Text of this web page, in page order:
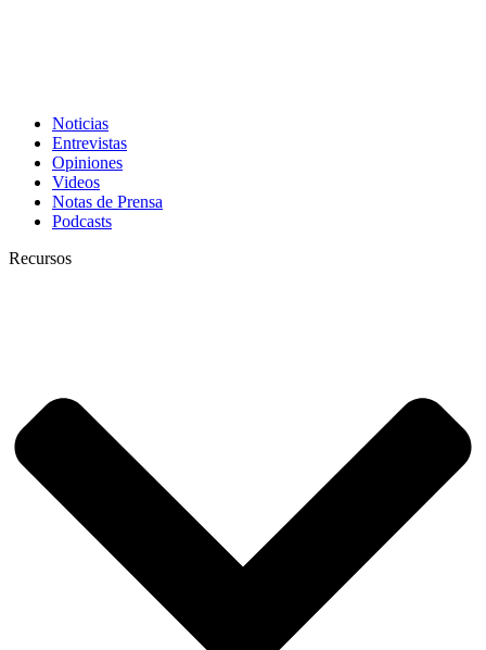
Noticias
Entrevistas
Opiniones
Videos
Notas de Prensa
Podcasts
Recursos